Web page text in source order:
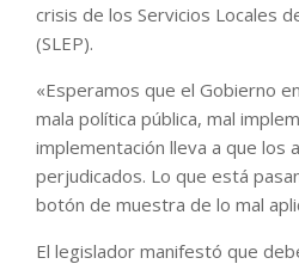
crisis de los Servicios Locales
(SLEP).
«Esperamos que el Gobierno
mala política pública, mal
implementación lleva a que los
perjudicados. Lo que está
botón de muestra de lo mal
El legislador manifestó que